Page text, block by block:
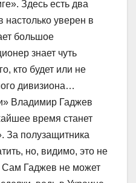
Здесь есть два
настолько уверен в
большое
знает чуть
кто будет или не
дивизиона…
Владимир Гаджев
время станет
За полузащитника
но, видимо, это не
Гаджев не может